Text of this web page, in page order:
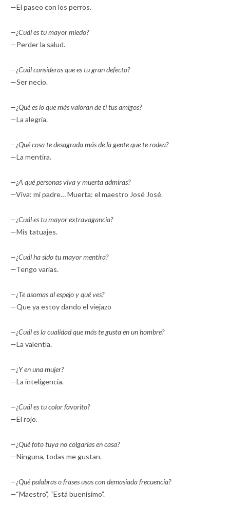
—El paseo con los perros.
—¿Cuál es tu mayor miedo?
—Perder la salud.
—¿Cuál consideras que es tu gran defecto?
—Ser necio.
—¿Qué es lo que más valoran de ti tus amigos?
—La alegría.
—¿Qué cosa te desagrada más de la gente que te rodea?
—La mentira.
—¿A qué personas viva y muerta admiras?
—Viva: mi padre… Muerta: el maestro José José.
—¿Cuál es tu mayor extravagancia?
—Mis tatuajes.
—¿Cuál ha sido tu mayor mentira?
—Tengo varias.
—¿Te asomas al espejo y qué ves?
—Que ya estoy dando el viejazo
—¿Cuál es la cualidad que más te gusta en un hombre?
—La valentía.
—¿Y en una mujer?
—La inteligencia.
—¿Cuál es tu color favorito?
—El rojo.
—¿Qué foto tuya no colgarías en casa?
—Ninguna, todas me gustan.
—¿Qué palabras o frases usas con demasiada frecuencia?
—“Maestro”, “Está buenísimo”.